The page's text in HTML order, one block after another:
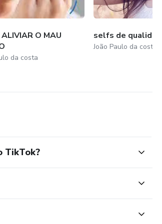
O MAU
da costa
selfs de qualidade
João Paulo da costa
TikTok?